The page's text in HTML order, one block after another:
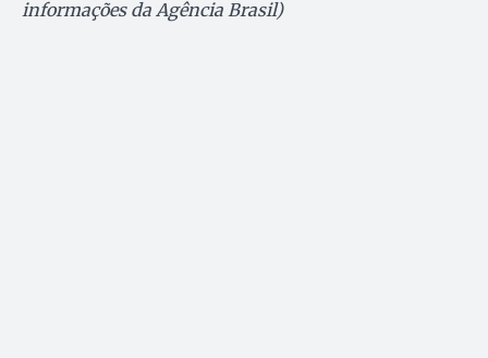
informações da Agência Brasil)